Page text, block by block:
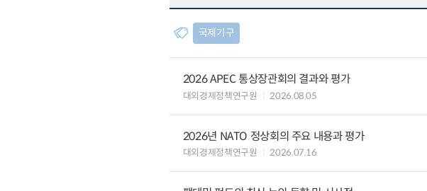
국제기구
2026 APEC 통상장관회의 결과와 평가
대외경제정책연구원 2026.08.05
2026년 NATO 정상회의 주요 내용과 평가
대외경제정책연구원 2026.07.16